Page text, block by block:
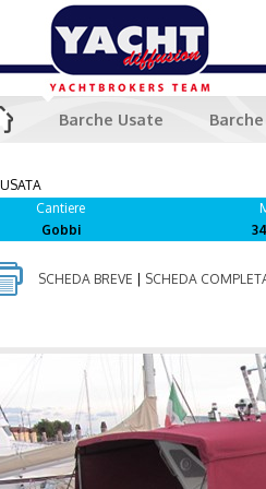
Barche Usate
Cantiere
Gobbi
SCHEDA BREVE SCHEDA